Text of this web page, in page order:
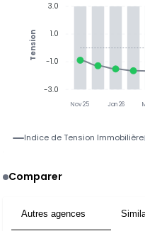
Nov 25 Jan 26
3.0
1.0
-1.0
-3.0
Tension
Indice de Tension Immobilière
Comparer
Autres agences